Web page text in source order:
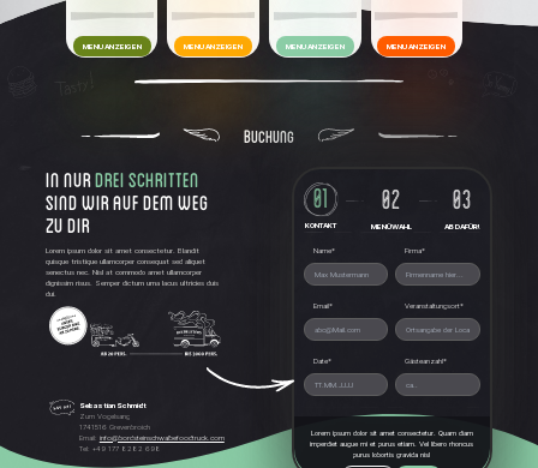
MENU ANZEIGEN MENU ANZEIGEN MENU ANZEIGEN MENU ANZEIGEN
BUCHUNG
IN NURdrei SCHRITTEN
SIND WIR AUF DEM WEG
ZU DIR
Lorem ipsum dolor sit amet consectetur. Blandit
quisque tristique ullamcorper consequat sed aliquet
senectus nec. Nisl at commodo amet ullamcorper
dignissim risus. Semper dictum urna lacus ultricies duis
dui.
Sebastian Schmidt
Zum Vogelsang
1741516 Grevenbroich
Email: info@bordsteinschwalbefoodtruck.com
Tel: +49 177 8282 698
01
KONTAKT
02
MENÜWAHL
03
AB DAFÜR!
Name* Firma*
Email* Veranstaltungsort*
Date* Gästeanzahl*
Lorem ipsum dolor sit amet consectetur. Quam diam
imperdiet augue mi et purus etiam. Vel libero rhoncus
purus lobortis gravida nisl